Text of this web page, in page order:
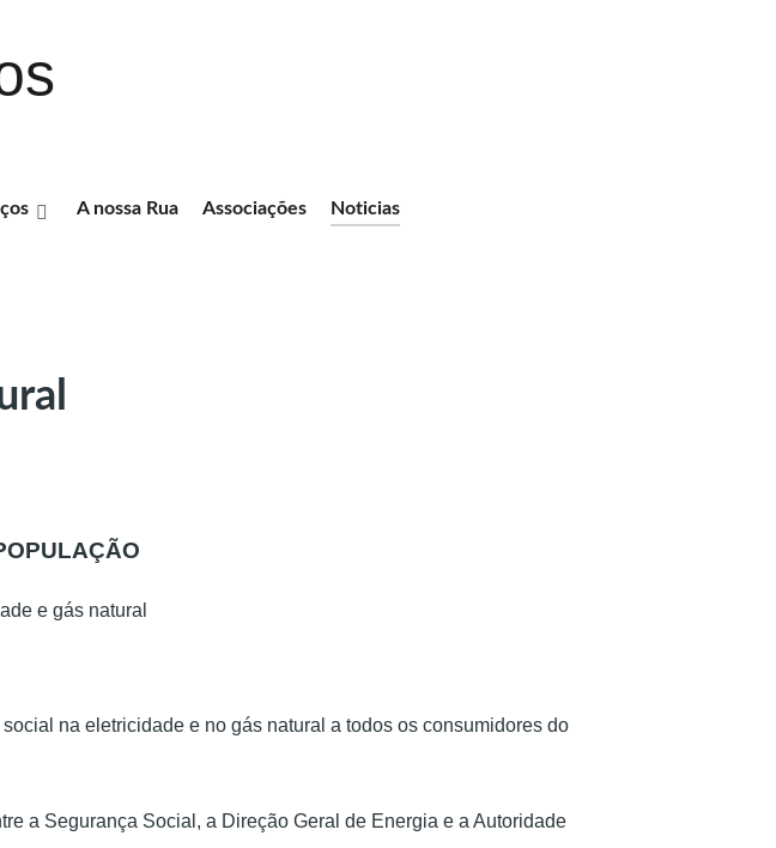
A nossa Rua Associações Noticias
e gás natural
na eletricidade e no gás natural a todos os consumidores do
a Segurança Social, a Direção Geral de Energia e a Autoridade